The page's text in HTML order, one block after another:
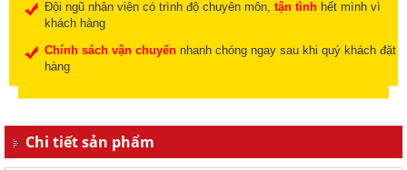
Đội ngũ nhân viên có trình độ chuyên môn, tận tìnhhết mình vì
khách hàng
Chính sách vận chuyểnnhanh chóng ngay sau khi quý khách đặt
hàng
Chi tiết sản phẩm